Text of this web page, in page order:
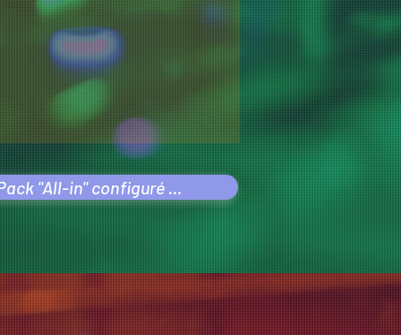
"All-in" configuré ...